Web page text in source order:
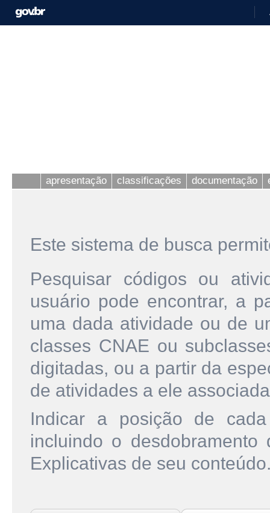
apresentação classificações documentação
Este sistema de busca
Pesquisar códigos ou
usuário pode encontrar, a
uma dada atividade ou de
classes CNAE ou
digitadas, ou a partir da
de atividades a ele
Indicar a posição de
incluindo o
Explicativas de seu